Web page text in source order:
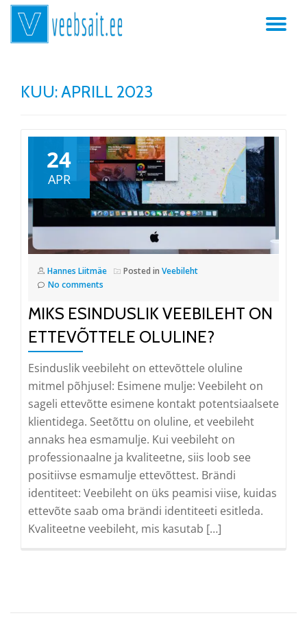
KUU:APRILL 2023
24
APR
Hannes Liitmäe Posted in Veebileht
No comments
MIKS ESINDUSLIK VEEBILEHT ON
ETTEVÕTTELE OLULINE?
Esinduslik veebileht on ettevõttele oluline
mitmel põhjusel: Esimene mulje: Veebileht on
sageli ettevõtte esimene kontakt potentsiaalsete
klientidega. Seetõttu on oluline, et veebileht
annaks hea esmamulje. Kui veebileht on
professionaalne ja kvaliteetne, siis loob see
positiivse esmamulje ettevõttest. Brändi
identiteet: Veebileht on üks peamisi viise, kuidas
ettevõte saab oma brändi identiteeti esitleda.
Kvaliteetne veebileht, mis kasutab […]